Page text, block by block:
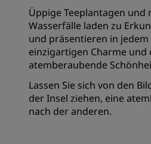
Üppige Teeplantagen und
Wasserfälle laden zu
und präsentieren in jedem
einzigartigen Charme und
atemberaubende
Lassen Sie sich von den
der Insel ziehen, eine
nach der anderen.